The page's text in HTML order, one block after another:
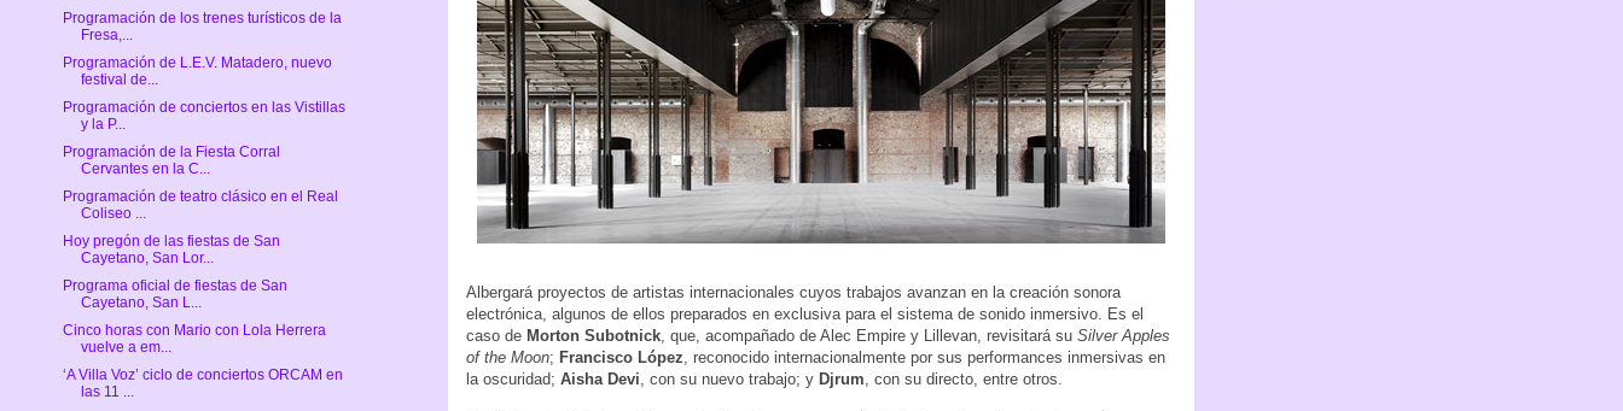
Albergará proyectos de artistas internacionales cuyos trabajos avanzan en la creación sonora
electrónica, algunos de ellos preparados en exclusiva para el sistema de sonido inmersivo. Es el
caso de Morton Subotnick , que, acompañado de Alec Empire y Lillevan, revisitará su Silver Apples
of the Moon; Francisco López , reconocido internacionalmente por sus performances inmersivas en
la oscuridad; Aisha Devi , con su nuevo trabajo; y Djrum , con su directo, entre otros.
Programación de los trenes turísticos de la
Fresa,...
Programación de L.E.V. Matadero, nuevo
festival de...
Programación de conciertos en las Vistillas
y la P...
Programación de la Fiesta Corral
Cervantes en la C...
Programación de teatro clásico en el Real
Coliseo ...
Hoy pregón de las fiestas de San
Cayetano, San Lor...
Programa oficial de fiestas de San
Cayetano, San L...
Cinco horas con Mario con Lola Herrera
vuelve a em...
‘A Villa Voz’ ciclo de conciertos ORCAM en
las 11 ...